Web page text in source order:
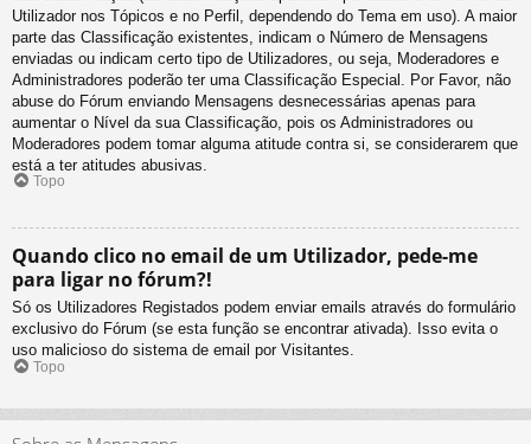
Utilizador nos Tópicos e no Perfil, dependendo do Tema em uso). A maior
parte das Classificação existentes, indicam o Número de Mensagens
enviadas ou indicam certo tipo de Utilizadores, ou seja, Moderadores e
Administradores poderão ter uma Classificação Especial. Por Favor, não
abuse do Fórum enviando Mensagens desnecessárias apenas para
aumentar o Nível da sua Classificação, pois os Administradores ou
Moderadores podem tomar alguma atitude contra si, se considerarem que
está a ter atitudes abusivas.
Topo
Quando clico no email de um Utilizador, pede-me
para ligar no fórum?!
Só os Utilizadores Registados podem enviar emails através do formulário
exclusivo do Fórum (se esta função se encontrar ativada). Isso evita o
uso malicioso do sistema de email por Visitantes.
Topo